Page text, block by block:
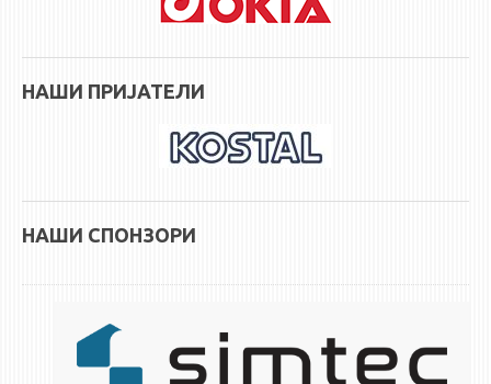
НАШИ ПРИЈАТЕЛИ
НАШИ СПОНЗОРИ